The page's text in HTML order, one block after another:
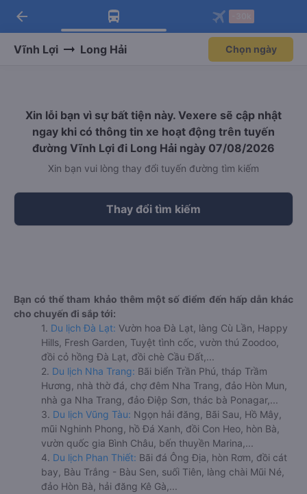
Tải app Vexere ngay!
Nhận ưu đãi thành viên độc
Mở app
Tải app Vexere
-30k/ghế khi đặt vé máy bay qua
Mở app
arrow_back
Vĩnh Lợi Long Hải Chọn ngày
Xin lỗi bạn vì sự bất tiện này. Vexere sẽ cập nhật
ngay khi có thông tin xe hoạt động trên tuyến
đường Vĩnh Lợi đi Long Hải ngày 07/08/2026
Xin bạn vui lòng thay đổi tuyến đường tìm kiếm
Thay đổi tìm kiếm
Bạn có thể tham khảo thêm một số điểm đến hấp dẫn khác
cho chuyến đi sắp tới:
1. Du lịch Đà Lạt: Vườn hoa Đà Lạt, làng Cù Lần, Happy
Hills, Fresh Garden, Tuyệt tình cốc, vườn thú Zoodoo,
đồi cỏ hồng Đà Lạt, đồi chè Cầu Đất,...
2. Du lịch Nha Trang: Bãi biển Trần Phú, tháp Trầm
Hương, nhà thờ đá, chợ đêm Nha Trang, đảo Hòn Mun,
nhà ga Nha Trang, đảo Điệp Sơn, thác bà Ponagar,...
3. Du lịch Vũng Tàu: Ngọn hải đăng, Bãi Sau, Hồ Mây,
mũi Nghinh Phong, hồ Đá Xanh, đồi Con Heo, hòn Bà,
vườn quốc gia Bình Châu, bến thuyền Marina,...
4. Du lịch Phan Thiết: Bãi đá Ông Địa, hòn Rơm, đồi cát
bay, Bàu Trắng - Bàu Sen, suối Tiên, làng chài Mũi Né,
đảo Hòn Bà, hải đăng Kê Gà,...